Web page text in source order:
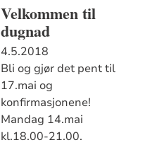
Velkommen til
dugnad
4.5.2018
Bli og gjør det pent til
17.mai og
konfirmasjonene!
Mandag 14.mai
kl.18.00-21.00.